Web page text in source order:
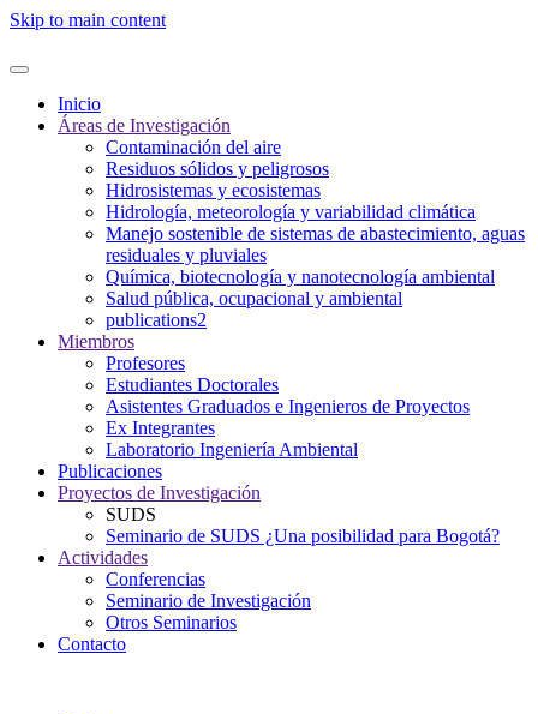
Skip to main content
Inicio
Áreas de Investigación
Contaminación del aire
Residuos sólidos y peligrosos
Hidrosistemas y ecosistemas
Hidrología, meteorología y variabilidad climática
Manejo sostenible de sistemas de abastecimiento, aguas
residuales y pluviales
Química, biotecnología y nanotecnología ambiental
Salud pública, ocupacional y ambiental
publications2
Miembros
Profesores
Estudiantes Doctorales
Asistentes Graduados e Ingenieros de Proyectos
Ex Integrantes
Laboratorio Ingeniería Ambiental
Publicaciones
Proyectos de Investigación
SUDS
Seminario de SUDS ¿Una posibilidad para Bogotá?
Actividades
Conferencias
Seminario de Investigación
Otros Seminarios
Contacto